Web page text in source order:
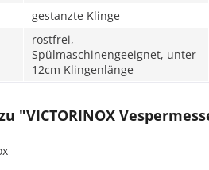
gestanzte Klinge
rostfrei,
Spülmaschinengeeignet, unter
12cm Klingenlänge
"VICTORINOX